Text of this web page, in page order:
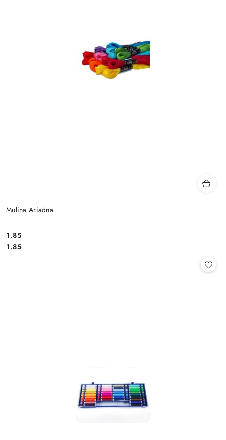
Mulina Ariadna
Cena:
1.85
Cena:
1.85